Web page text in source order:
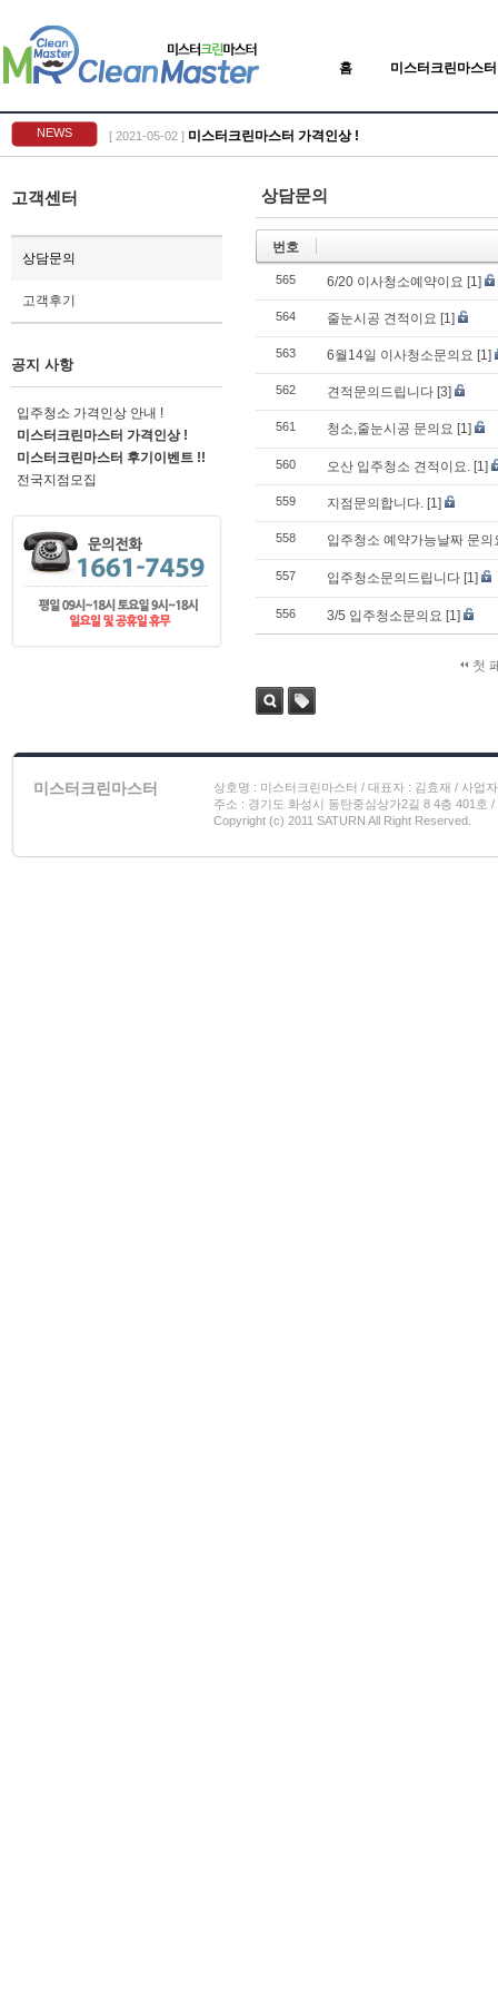
홈 미스터크린마스터
NEWS [ 2021-05-02 ] 미스터크린마스터 가격인상 !
상담문의
번호
565 6/20 이사청소예약이요 [1]
564 줄눈시공 견적이요 [1]
563 6월14일 이사청소문의요 [1]
562 견적문의드립니다 [3]
561 청소,줄눈시공 문의요 [1]
560 오산 입주청소 견적이요. [1]
559 지점문의합니다. [1]
558 입주청소 예약가능날짜 문의
557 입주청소문의드립니다 [1]
556 3/5 입주청소문의요 [1]
첫
고객센터
상담문의
고객후기
공지 사항
입주청소 가격인상 안내 !
미스터크린마스터 가격인상 !
미스터크린마스터 후기이벤트 !!
전국지점모집
미스터크린마스터
상호명 : 미스터크린마스터 / 대표자 : 김효재 / 사업
주소 : 경기도 화성시 동탄중심상가2길 8 4층 401호
Copyright (c) 2011 SATURN All Right Reserved.